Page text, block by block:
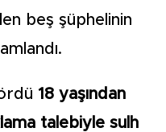
beş şüphelinin
18 yaşından
talebiyle sulh